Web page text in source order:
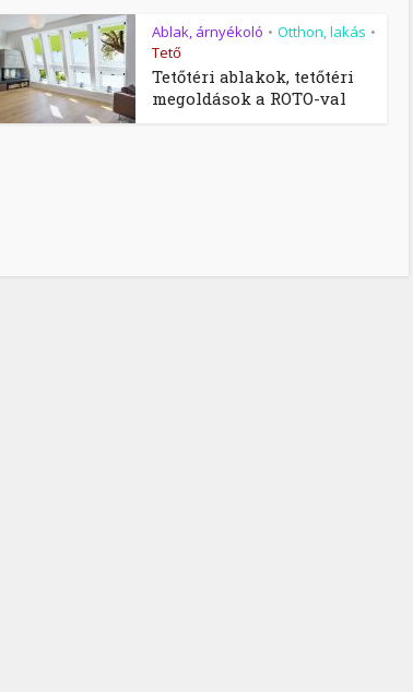
Ablak, árnyékoló • Otthon, lakás •
Tető
Tetőtéri ablakok, tetőtéri
megoldások a ROTO-val